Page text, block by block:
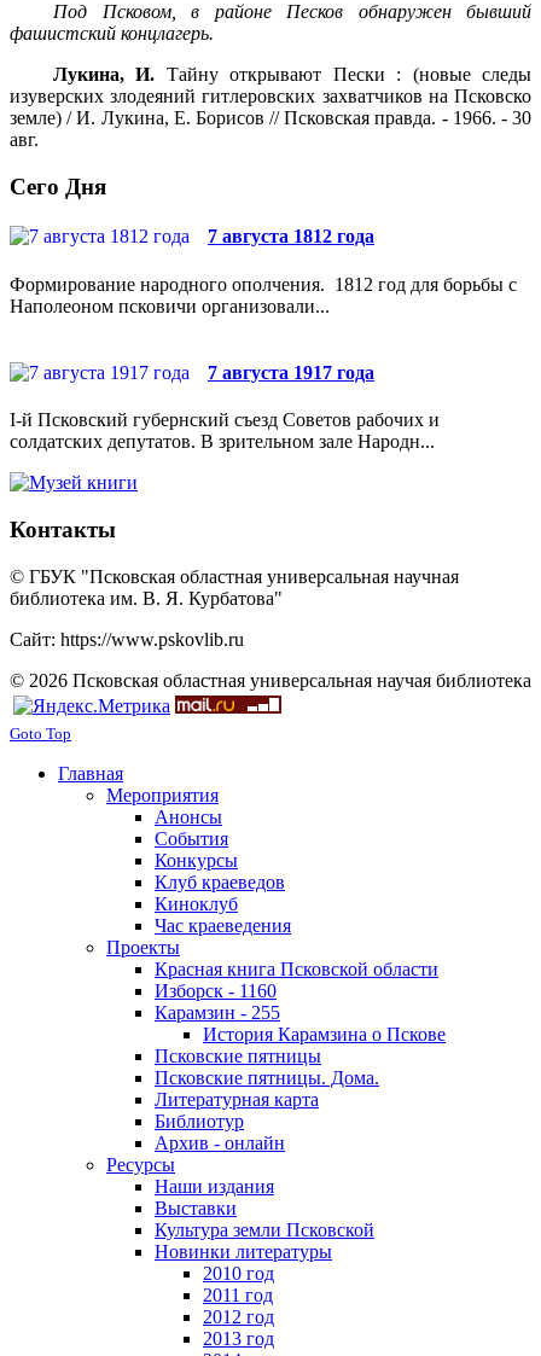
Под Псковом, в районе Песков обнаружен бывший
фашистский концлагерь.
Лукина, И. Тайну открывают Пески : (новые следы
изуверских злодеяний гитлеровских захватчиков на Псковско
земле) / И. Лукина, Е. Борисов // Псковская правда. - 1966. - 30
авг.
Сего Дня
7 августа 1812 года
Формирование народного ополчения. 1812 год для борьбы с
Наполеоном псковичи организовали...
7 августа 1917 года
I-й Псковский губернский съезд Советов рабочих и
солдатских депутатов. В зрительном зале Народн...
Контакты
© ГБУК "Псковская областная универсальная научная
библиотека им. В. Я. Курбатова"
Сайт: https://www.pskovlib.ru
© 2026 Псковская областная универсальная научая библиотека
Goto Top
Главная
Мероприятия
Анонсы
События
Конкурсы
Клуб краеведов
Киноклуб
Час краеведения
Проекты
Красная книга Псковской области
Изборск - 1160
Карамзин - 255
История Карамзина о Пскове
Псковские пятницы
Псковские пятницы. Дома.
Литературная карта
Библиотур
Архив - онлайн
Ресурсы
Наши издания
Выставки
Культура земли Псковской
Новинки литературы
2010 год
2011 год
2012 год
2013 год